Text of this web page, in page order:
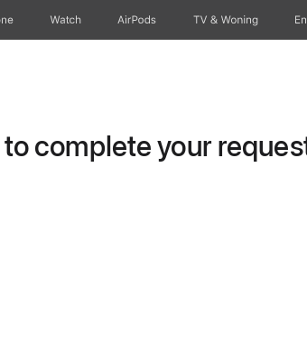
Watch AirPods TV & Woning
complete your